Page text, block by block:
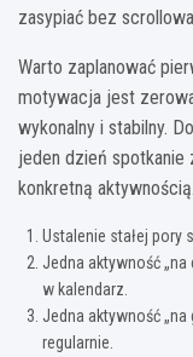
zasypiać bez
Warto zaplanować
motywacja jest
wykonalny i stabilny.
jeden dzień
konkretną aktywnością.
Ustalenie stałej pory
Jedna aktywność „na
w kalendarz.
Jedna aktywność „na
regularnie.